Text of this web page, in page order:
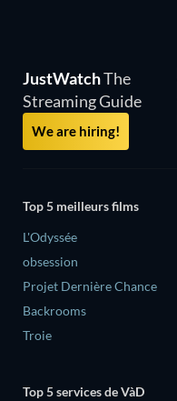
JustWatchThe
Streaming Guide
We are hiring!
Top 5 meilleurs films
L'Odyssée
obsession
Projet Dernière Chance
Backrooms
Troie
Top 5 services de VàD